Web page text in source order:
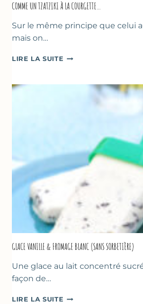
COMME UN TZATZIKI À LA COURGETTE…
Sur le même principe que celui
mais on…
LIRE LA SUITE COMME
À
COURGETTE…
GLACE VANILLE & FROMAGE BLANC (SANS SORBETIÈRE)
Une glace au lait concentré
façon de…
LIRE LA SUITE GLACE